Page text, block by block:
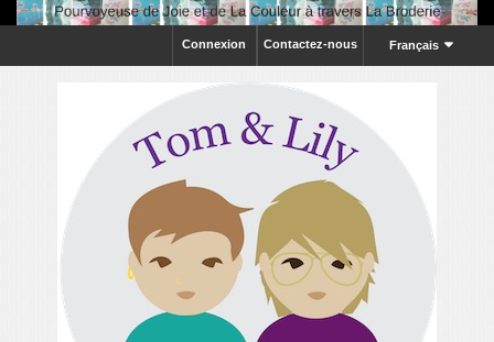
Français
Contactez-nous
Connexion